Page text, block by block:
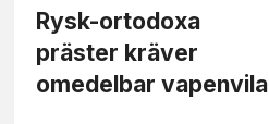
Rysk-ortodoxa
präster kräver
omedelbar vapenvila